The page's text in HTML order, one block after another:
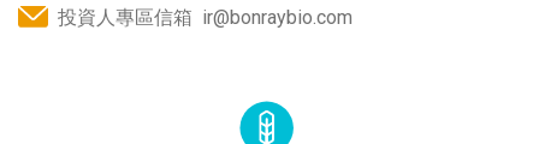
投資人專區信箱 ir@bonraybio.com